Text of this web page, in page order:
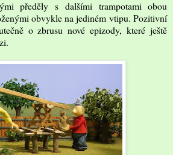
předěly s dalšími trampotami obou
obvykle na jediném vtipu. Pozitivní
o zbrusu nové epizody, které ještě